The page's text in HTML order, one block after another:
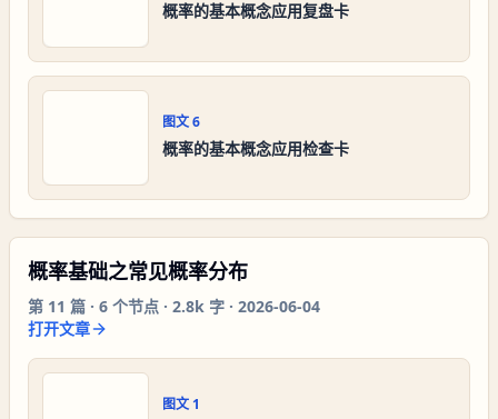
概率的基本概念应用复盘卡
图文6
概率的基本概念应用检查卡
概率基础之常见概率分布
第 11 篇 · 6 个节点 · 2.8k 字 · 2026-06-04
打开文章
图文 1